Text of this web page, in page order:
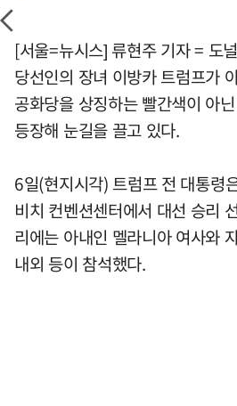
[서울=뉴시스] 류현주 기자 = 도
당선인의 장녀 이방카 트럼프가
공화당을 상징하는 빨간색이 아
등장해 눈길을 끌고 있다.
6일(현지시각) 트럼프 전 대통령
비치 컨벤션센터에서 대선 승리
리에는 아내인 멜라니아 여사와
내외 등이 참석했다.